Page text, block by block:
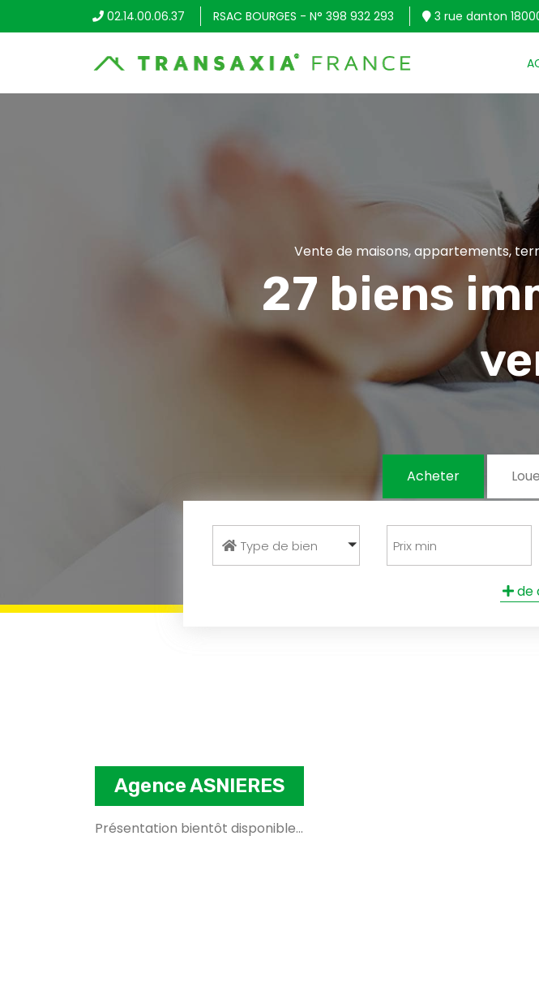
02.14.00.06.37 RSAC BOURGES - N° 398 932 293 3 rue danton
Vente de maisons, appartements,
27 biens
Acheter
Type de bien
de
Agence ASNIERES
Présentation bientôt disponible...